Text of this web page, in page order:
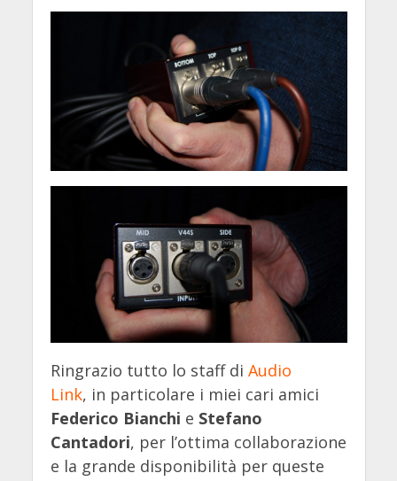
Ringrazio tutto lo staff di Audio
Link, in particolare i miei cari amici
Federico Bianchi e Stefano
Cantadori, per l’ottima collaborazione
e la grande disponibilità per queste